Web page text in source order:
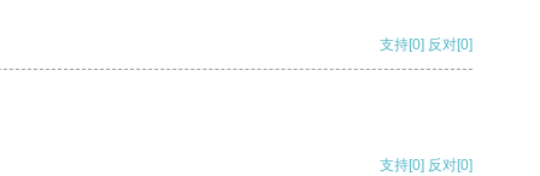
支持[0] 反对[0]
支持[0] 反对[0]